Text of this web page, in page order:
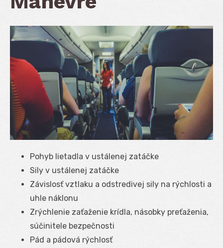
Pohyb lietadla v ustálenej zatáčke
Sily v ustálenej zatáčke
Závislosť vztlaku a odstredivej sily na rýchlosti a
uhle náklonu
Zrýchlenie zaťaženie krídla, násobky preťaženia,
súčinitele bezpečnosti
Pád a pádová rýchlosť